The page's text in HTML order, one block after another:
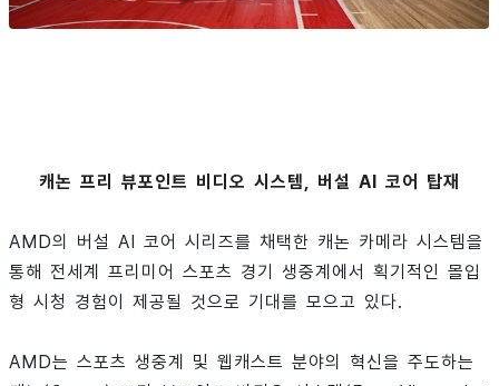
캐논 프리 뷰포인트 비디오 시스템, 버설 AI 코어 탑재
AMD의 버설 AI 코어 시리즈를 채택한 캐논 카메라 시스템을
통해 전세계 프리미어 스포츠 경기 생중계에서 획기적인 몰입
형 시청 경험이 제공될 것으로 기대를 모으고 있다.
AMD는 스포츠 생중계 및 웹캐스트 분야의 혁신을 주도하는